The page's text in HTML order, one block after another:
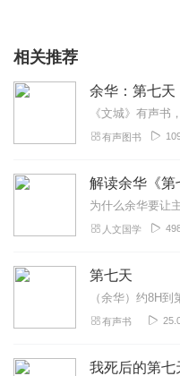
相关推荐
有声图书
人文国学
第七天
有声书